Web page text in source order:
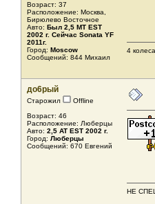
Возраст: 37
Расположение: Москва,
Бирюлево Восточное
Авто: Был 2,5 MТ EST
2002 г. Сейчас Sonata YF
2011г.
Город: Moscow
Сообщений: 844 Михаил
4
до6рый
Старожил
Offline
Возраст: 46
Расположение: Люберцы
Авто: 2,5 AT EST 2002 г.
Город: Люберцы
Сообщений: 670 Евгений
НЕ